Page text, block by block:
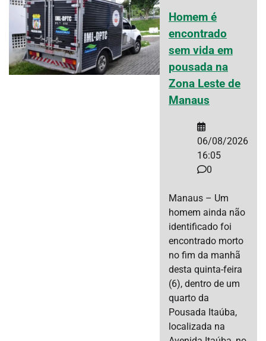
Homem é
encontrado
sem vida em
pousada na
Zona Leste de
Manaus
06/08/2026
16:05
0
Manaus – Um
homem ainda não
identificado foi
encontrado morto
no fim da manhã
desta quinta-feira
(6), dentro de um
quarto da
Pousada Itaúba,
localizada na